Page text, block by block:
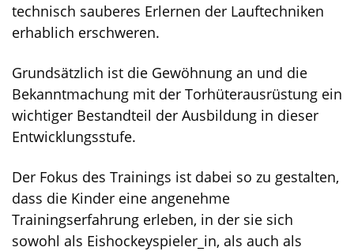
technisch sauberes Erlernen der Lauftechniken
erhablich erschweren.
Grundsätzlich ist die Gewöhnung an und die
Bekanntmachung mit der Torhüterausrüstung ein
wichtiger Bestandteil der Ausbildung in dieser
Entwicklungsstufe.
Der Fokus des Trainings ist dabei so zu gestalten,
dass die Kinder eine angenehme
Trainingserfahrung erleben, in der sie sich
sowohl als Eishockeyspieler_in, als auch als